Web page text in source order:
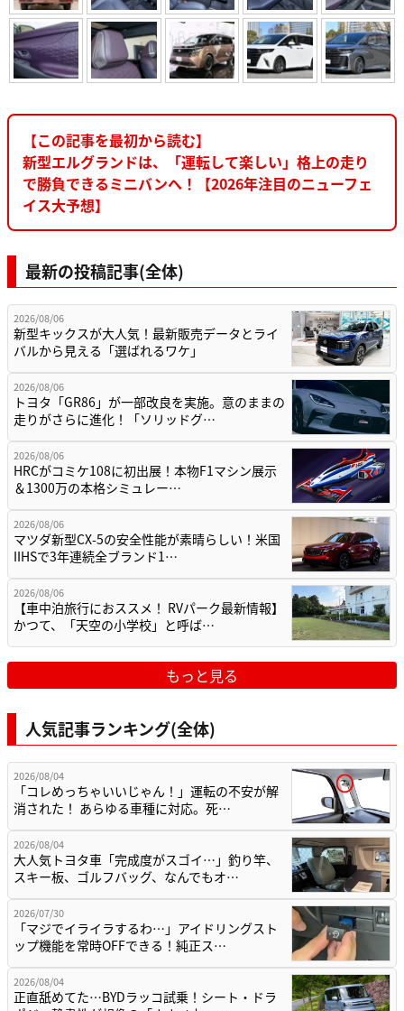
【この記事を最初から読む】
新型エルグランドは、「運転して楽しい」格上の走り
で勝負できるミニバンへ！【2026年注目のニューフェ
イス大予想】
最新の投稿記事(全体)
2026/08/06
新型キックスが大人気！最新販売データとライ
バルから見える「選ばれるワケ」
2026/08/06
トヨタ「GR86」が一部改良を実施。意のままの
走りがさらに進化！「ソリッドグ…
2026/08/06
HRCがコミケ108に初出展！本物F1マシン展示
＆1300万の本格シミュレー…
2026/08/06
マツダ新型CX-5の安全性能が素晴らしい！米国
IIHSで3年連続全ブランド1…
2026/08/06
【車中泊旅行におススメ！ RVパーク最新情報】
かつて、「天空の小学校」と呼ば…
もっと見る
人気記事ランキング(全体)
2026/08/04
「コレめっちゃいいじゃん！」運転の不安が解
消された！ あらゆる車種に対応。死…
2026/08/04
大人気トヨタ車「完成度がスゴイ…」釣り竿、
スキー板、ゴルフバッグ、なんでもオ…
2026/07/30
「マジでイライラするわ…」アイドリングスト
ップ機能を常時OFFできる！純正ス…
2026/08/04
正直舐めてた…BYDラッコ試乗！シート・ドラ